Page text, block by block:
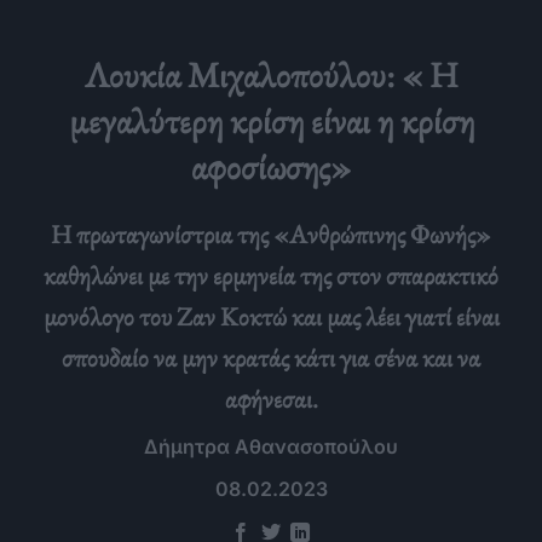
Λουκία Μιχαλοπούλου: « Η
μεγαλύτερη κρίση είναι η κρίση
αφοσίωσης»
Η πρωταγωνίστρια της «Ανθρώπινης Φωνής»
καθηλώνει με την ερμηνεία της στον σπαρακτικό
μονόλογο του Ζαν Κοκτώ και μας λέει γιατί είναι
σπουδαίο να μην κρατάς κάτι για σένα και να
αφήνεσαι.
Δήμητρα Αθανασοπούλου
08.02.2023